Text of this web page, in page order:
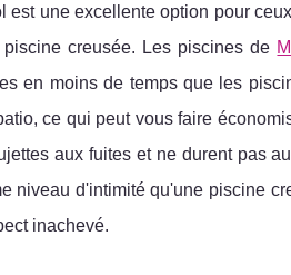
est une excellente option pour
creusée. Les piscines de
en moins de temps que les
ce qui peut vous faire
aux fuites et ne durent pas
niveau d'intimité qu'une piscine
inachevé.